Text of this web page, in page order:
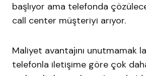
başlıyor ama telefonda
call center müşteriyi arıyor.
Maliyet avantajını unutmamak
telefonla iletişime göre çok